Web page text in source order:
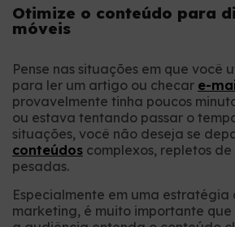
Otimize o conteúdo para
móveis
Pense nas situações em que você
para ler um artigo ou checar e-
provavelmente tinha poucos
ou estava tentando passar o
situações, você não deseja se
conteúdos complexos, repletos
pesadas.
Especialmente em uma estratégia
marketing, é muito importante